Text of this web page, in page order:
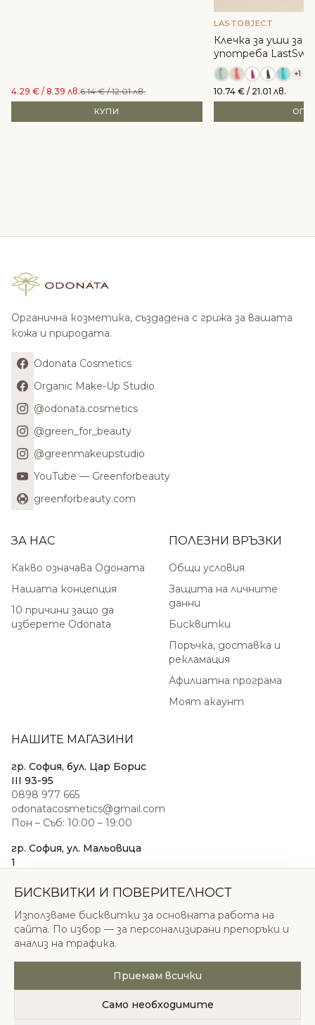
4.29 € / 8.39 лв.6.14€/ 12.01 лв.
КУПИ
LASTOBJECT
Клечка за уши за
употреба
+1
10.74 € / 21.01 лв.
Органична козметика, създадена с грижа за вашата
кожа и природата.
Odonata Cosmetics
Organic Make-Up Studio
@odonata.cosmetics
@green_for_beauty
@greenmakeupstudio
YouTube — Greenforbeauty
greenforbeauty.com
ЗА НАС
Какво означава Одоната
Нашата концепция
10 причини защо да
изберете Odonata
ПОЛЕЗНИ ВРЪЗКИ
Общи условия
Защита на личните
данни
Бисквитки
Поръчка, доставка и
рекламация
Афилиатна програма
Моят акаунт
НАШИТЕ МАГАЗИНИ
гр. София, бул. Цар Борис
III 93-95
0898 977 665
odonatacosmetics@gmail.com
Пон – Съб: 10:00 – 19:00
гр. София, ул. Мальовица
1
sales@odonatacosmetics.com
Нед: 11:00 – 18:00
© 2026 Одоната Козметикс ООД. Всички права
запазени.
Политика за поверителностОбщи условия
БИСКВИТКИ И ПОВЕРИТЕЛНОСТ
Използваме бисквитки за основната работа на
сайта. По избор — за персонализирани препоръки и
анализ на трафика.
Приемам всички
Само необходимите